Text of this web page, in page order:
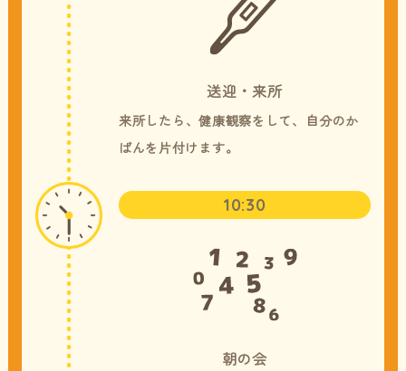
送迎・来所
来所したら、健康観察をして、自分のか
ばんを片付けます。
10:30
朝の会